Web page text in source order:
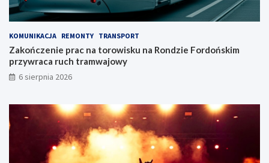
s
z
c
z
y
!
d
o
ń
s
k
i
m
y
KOMUNIKACJA REMONTY TRANSPORT
Zakończenie prac na torowisku na Rondzie Fordońskim
przywraca ruch tramwajowy
6 sierpnia 2026